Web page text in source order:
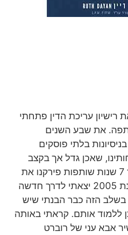
עריכת הדין פתחתי
את שבע השנים
בלתי פוסקים
שאכן גדל אך בקצב
איטי מהמצופה. כעבור 7 שנות שותפות פירקנו את
השותפות ובתחילת שנת 2005 יצאתי לדרך חדשה
הזה כבר הבנתי שיש
ללמוד אותם. קראתי באותה
אבא עני של רוברט